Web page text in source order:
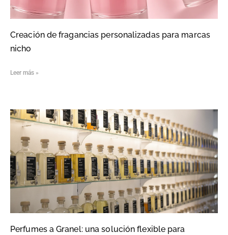
Creación de fragancias personalizadas para marcas
nicho
Leer más »
Perfumes a Granel: una solución flexible para